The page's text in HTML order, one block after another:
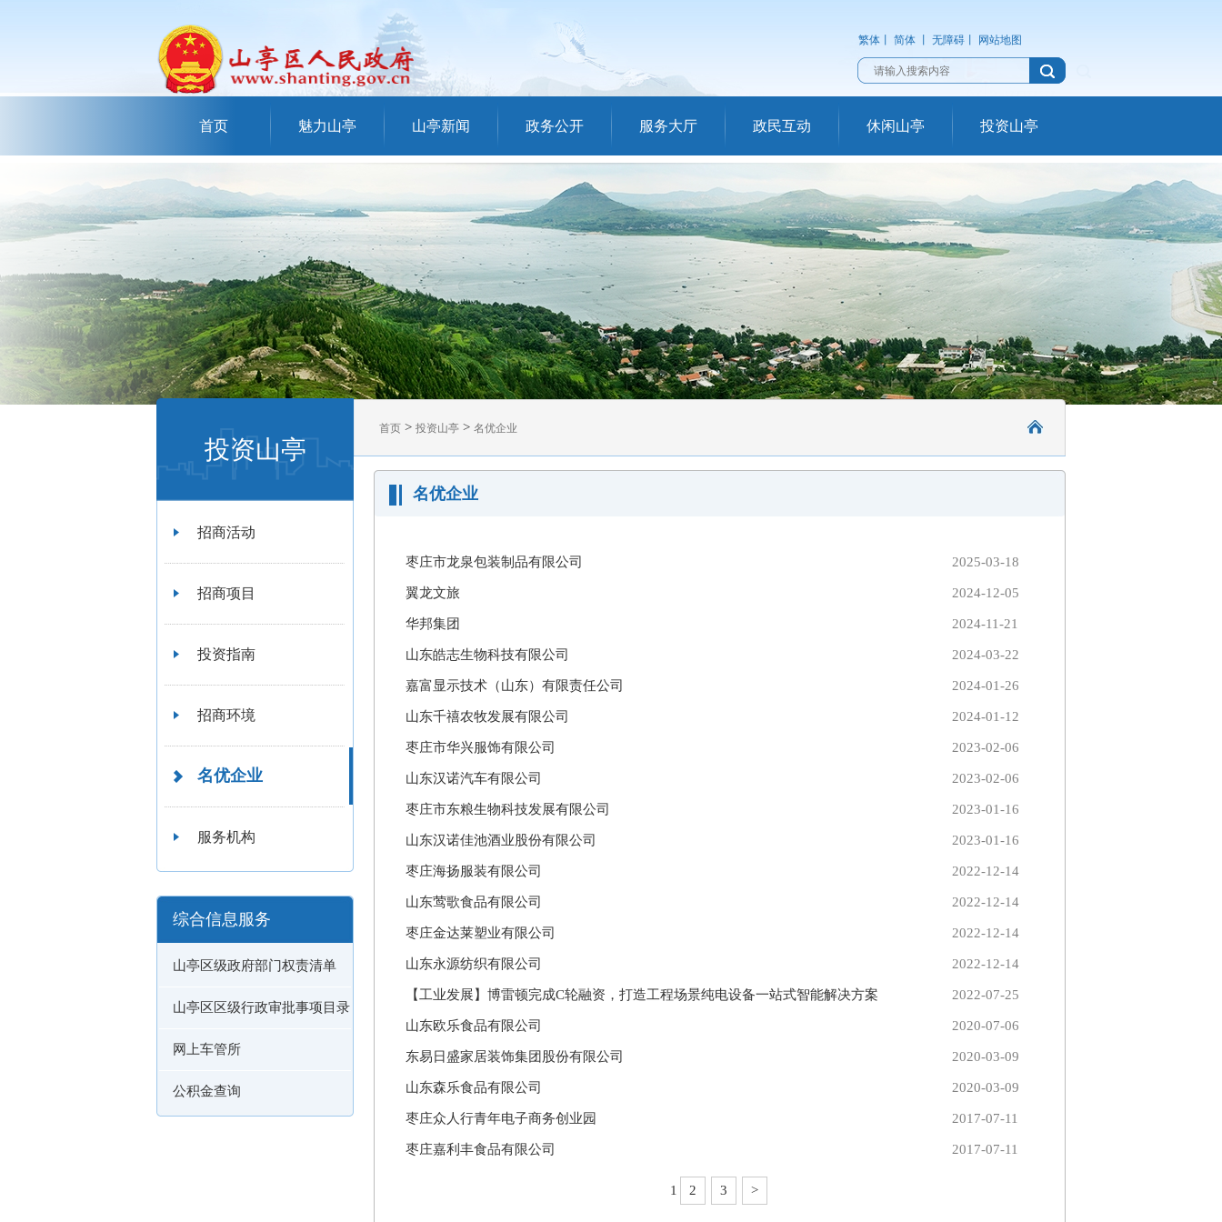
繁体 简体 无障碍 网站地图
首页 魅力山亭 山亭新闻 政务公开 服务大厅 政民互动 休闲山亭 投资山亭
投资山亭
招商活动
招商项目
投资指南
招商环境
名优企业
服务机构
综合信息服务
山亭区级政府部门权责清单
山亭区区级行政审批事项目录
网上车管所
公积金查询
首页 > 投资山亭 > 名优企业
名优企业
枣庄市龙泉包装制品有限公司 2025-03-18
翼龙文旅 2024-12-05
华邦集团 2024-11-21
山东皓志生物科技有限公司 2024-03-22
嘉富显示技术（山东）有限责任公司 2024-01-26
山东千禧农牧发展有限公司 2024-01-12
枣庄市华兴服饰有限公司 2023-02-06
山东汉诺汽车有限公司 2023-02-06
枣庄市东粮生物科技发展有限公司 2023-01-16
山东汉诺佳池酒业股份有限公司 2023-01-16
枣庄海扬服装有限公司 2022-12-14
山东莺歌食品有限公司 2022-12-14
枣庄金达莱塑业有限公司 2022-12-14
山东永源纺织有限公司 2022-12-14
【工业发展】博雷顿完成C轮融资，打造工程场景纯电设备一站式智能解决方案 2022-07-25
山东欧乐食品有限公司 2020-07-06
东易日盛家居装饰集团股份有限公司 2020-03-09
山东森乐食品有限公司 2020-03-09
枣庄众人行青年电子商务创业园 2017-07-11
枣庄嘉利丰食品有限公司 2017-07-11
1 2 3 >